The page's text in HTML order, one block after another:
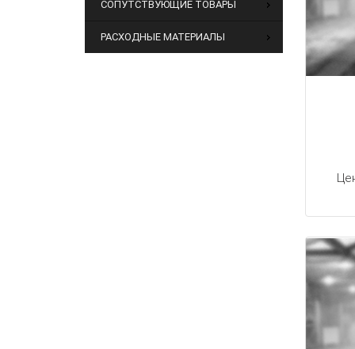
СОПУТСТВУЮЩИЕ ТОВАРЫ
РАСХОДНЫЕ МАТЕРИАЛЫ